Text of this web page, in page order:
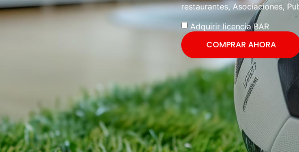
restaurantes, Asociaciones,
Adquirir licencia BAR
COMPRAR AHORA